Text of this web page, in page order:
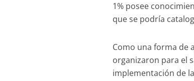
1% posee
que se podría
Como una forma de
organizaron para el
implementación de